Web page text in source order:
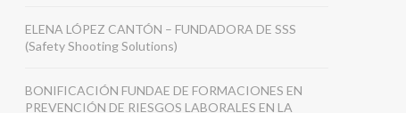
ELENA LÓPEZ CANTÓN – FUNDADORA DE SSS
(Safety Shooting Solutions)
BONIFICACIÓN FUNDAE DE FORMACIONES EN
PREVENCIÓN DE RIESGOS LABORALES EN LA